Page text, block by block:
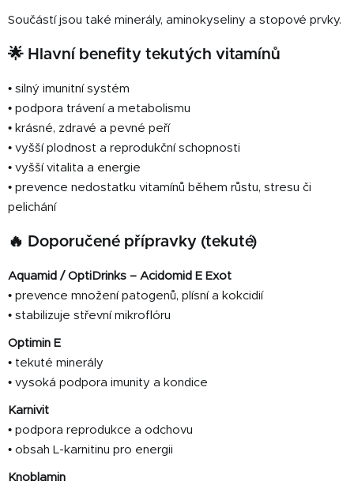
Součástí jsou také minerály, aminokyseliny a stopové prvky.
🌟 Hlavní benefity tekutých vitamínů
• silný imunitní systém
• podpora trávení a metabolismu
• krásné, zdravé a pevné peří
• vyšší plodnost a reprodukční schopnosti
• vyšší vitalita a energie
• prevence nedostatku vitamínů během růstu, stresu či
pelichání
🔥 Doporučené přípravky (tekuté)
Aquamid / OptiDrinks – Acidomid E Exot
• prevence množení patogenů, plísní a kokcidií
• stabilizuje střevní mikroflóru
Optimin E
• tekuté minerály
• vysoká podpora imunity a kondice
Karnivit
• podpora reprodukce a odchovu
• obsah L-karnitinu pro energii
Knoblamin